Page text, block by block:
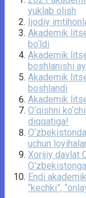
yuklab olish
Ijodiy
Akademik
bo‘ldi
Akademik
boshlanishi
Akademik
boshlandi
Akademik
O‘qishni
diqqatiga!
uchun
Xorijiy davlat
Endi
“kechki”,